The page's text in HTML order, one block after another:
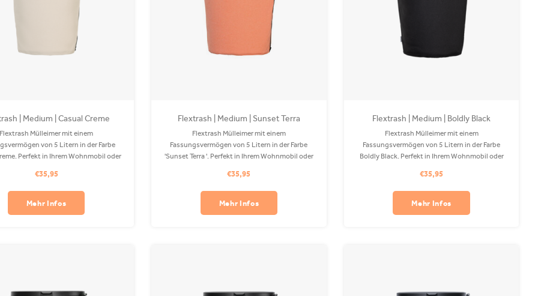
| Medium | Casual Creme
Flextrash Mülleimer mit einem
von 5 Litern in der Farbe
Perfekt in Ihrem Wohnmobil oder
ist in Ihrer Waschmaschine waschbar.
Clips sind separat erhältlich.
€35,95
Mehr Infos
Flextrash | Medium | Sunset Terra
Flextrash Mülleimer mit einem
Fassungsvermögen von 5 Litern in der Farbe
'Sunset Terra '. Perfekt in Ihrem Wohnmobil oder
PET und ist in Ihrer Waschmaschine waschbar.
Clips sind separat erhältlich.
€35,95
Mehr Infos
Flextrash | Medium | Boldly Black
Flextrash Mülleimer mit einem
Fassungsvermögen von 5 Litern in der Farbe
Boldly Black. Perfekt in Ihrem Wohnmobil oder
PET und ist in Ihrer Waschmaschine waschbar.
Clips sind separat erhältlich.
€35,95
Mehr Infos